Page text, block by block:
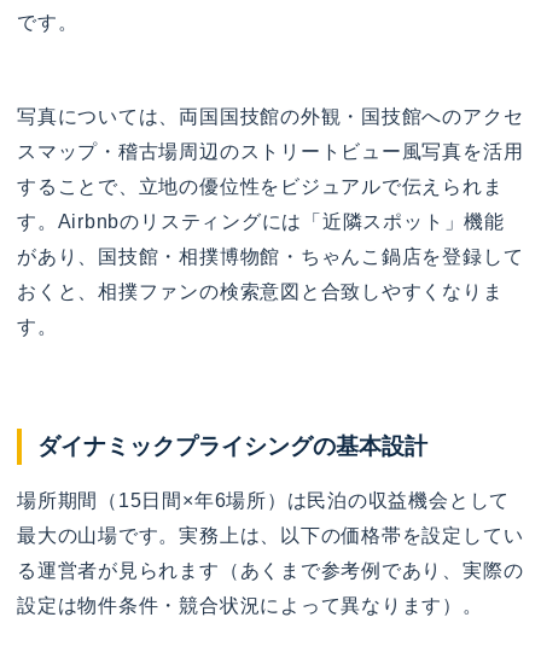
です。
写真については、両国国技館の外観・国技館へのアクセ
スマップ・稽古場周辺のストリートビュー風写真を活用
することで、立地の優位性をビジュアルで伝えられま
す。Airbnbのリスティングには「近隣スポット」機能
があり、国技館・相撲博物館・ちゃんこ鍋店を登録して
おくと、相撲ファンの検索意図と合致しやすくなりま
す。
ダイナミックプライシングの基本設計
場所期間（15日間×年6場所）は民泊の収益機会として
最大の山場です。実務上は、以下の価格帯を設定してい
る運営者が見られます（あくまで参考例であり、実際の
設定は物件条件・競合状況によって異なります）。